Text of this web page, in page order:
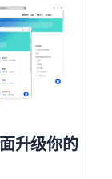
升级你的